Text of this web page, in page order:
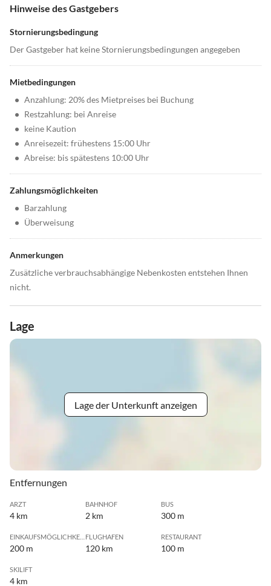
Hinweise des Gastgebers
Stornierungsbedingung
Der Gastgeber hat keine Stornierungsbedingungen angegeben
Mietbedingungen
• Anzahlung: 20% des Mietpreises bei Buchung
• Restzahlung: bei Anreise
• keine Kaution
• Anreisezeit: frühestens 15:00 Uhr
• Abreise: bis spätestens 10:00 Uhr
Zahlungsmöglichkeiten
• Barzahlung
• Überweisung
Anmerkungen
Zusätzliche verbrauchsabhängige Nebenkosten entstehen Ihnen
nicht.
Lage
Lage der Unterkunft anzeigen
Entfernungen
ARZT
4 km
BAHNHOF
2 km
BUS
300 m
200 m
FLUGHAFEN
120 km
RESTAURANT
100 m
SKILIFT
4 km